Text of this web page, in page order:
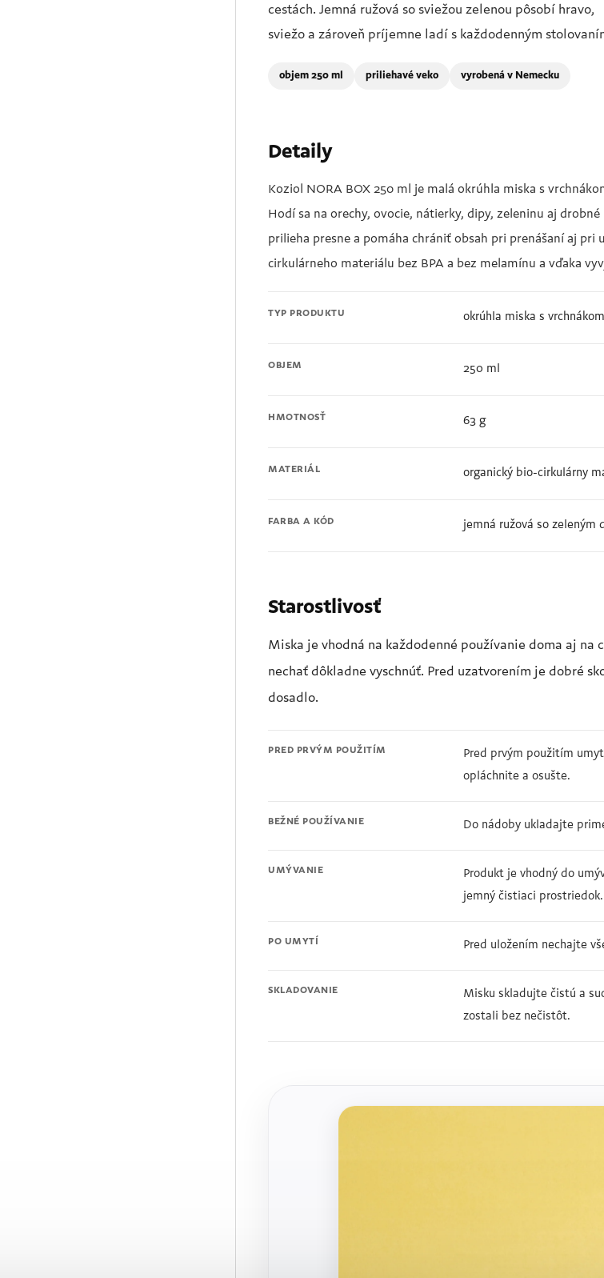
cestách. Jemná ružová so sviežou zelenou pôsobí hravo,
sviežo a zároveň príjemne ladí s každodenným
objem 250 ml priliehavé veko vyrobená v Nemecku
Detaily
Koziol NORA BOX 250 ml je malá okrúhla miska s
Hodí sa na orechy, ovocie, nátierky, dipy, zeleninu aj
prilieha presne a pomáha chrániť obsah pri prenášaní aj
cirkulárneho materiálu bez BPA a bez melamínu a vďaka
TYP PRODUKTU okrúhla miska s vrchnákom
OBJEM 250 ml
HMOTNOSŤ 63 g
MATERIÁL organický bio-cirkulárny
FARBA A KÓD jemná ružová so zeleným
Starostlivosť
Miska je vhodná na každodenné používanie doma aj
nechať dôkladne vyschnúť. Pred uzatvorením je dobré
dosadlo.
PRED PRVÝM POUŽITÍM
Pred prvým použitím
opláchnite a osušte.
BEŽNÉ POUŽÍVANIE Do nádoby ukladajte
UMÝVANIE
Produkt je vhodný do
jemný čistiaci prostriedok.
PO UMYTÍ Pred uložením nechajte
SKLADOVANIE
Misku skladujte čistú a
zostali bez nečistôt.